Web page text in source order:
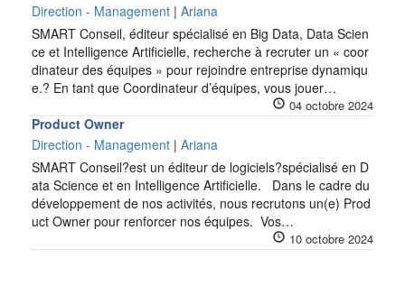
Direction - Management | Ariana
SMART Conseil, éditeur spécialisé en Big Data, Data Scien
ce et Intelligence Artificielle, recherche à recruter un « coor
dinateur des équipes » pour rejoindre entreprise dynamiqu
e.? En tant que Coordinateur d’équipes, vous jouer…
04 octobre 2024
Product Owner
Direction - Management | Ariana
SMART Conseil?est un éditeur de logiciels?spécialisé en D
ata Science et en Intelligence Artificielle. Dans le cadre du
développement de nos activités, nous recrutons un(e) Prod
uct Owner pour renforcer nos équipes. Vos…
10 octobre 2024